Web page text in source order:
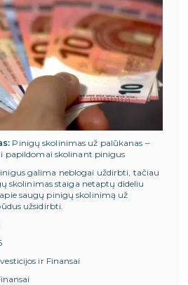
Pinigų skolinimas už palūkanas –
papildomai skolinant pinigus
galima neblogai uždirbti, tačiau
skolinimas staiga netaptų dideliu
saugų pinigų skolinimą už
užsidirbti.
ir Finansai